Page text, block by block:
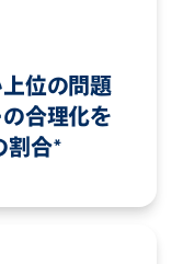
位の問題
合理化を
割合*